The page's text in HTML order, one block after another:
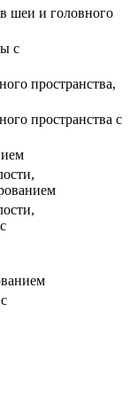
шеи и головного
с
пространства,
пространства с